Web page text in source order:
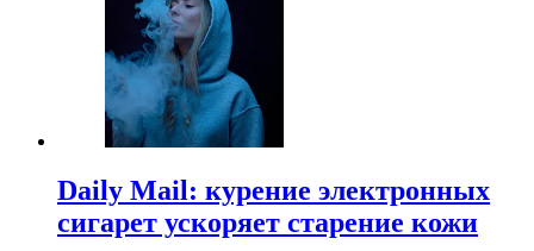
Daily Mail: курение электронных
сигарет ускоряет старение кожи